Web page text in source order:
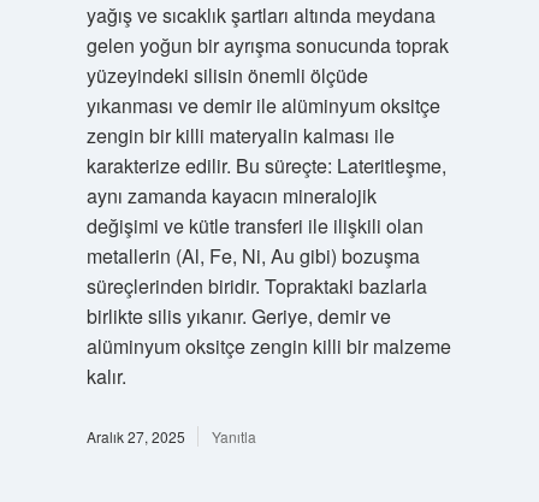
yağış ve sıcaklık şartları altında meydana
gelen yoğun bir ayrışma sonucunda toprak
yüzeyindeki silisin önemli ölçüde
yıkanması ve demir ile alüminyum oksitçe
zengin bir killi materyalin kalması ile
karakterize edilir. Bu süreçte: Lateritleşme,
aynı zamanda kayacın mineralojik
değişimi ve kütle transferi ile ilişkili olan
metallerin (Al, Fe, Ni, Au gibi) bozuşma
süreçlerinden biridir. Topraktaki bazlarla
birlikte silis yıkanır. Geriye, demir ve
alüminyum oksitçe zengin killi bir malzeme
kalır.
Aralık 27, 2025 Yanıtla